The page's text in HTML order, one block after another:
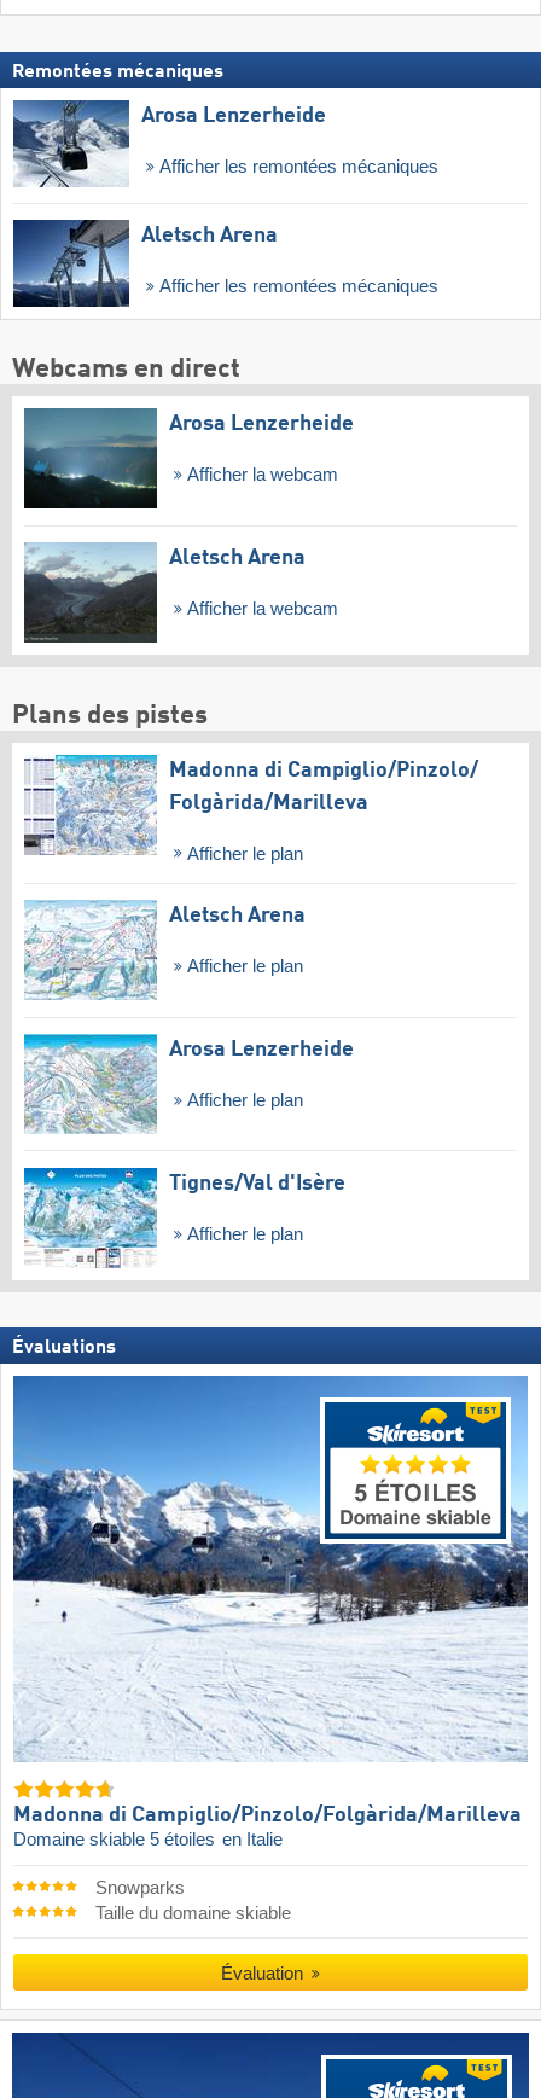
Remontées mécaniques
Arosa Lenzerheide
Afficher les remontées mécaniques
Aletsch Arena
Afficher les remontées mécaniques
Webcams en direct
Arosa Lenzerheide
Afficher la webcam
Aletsch Arena
Afficher la webcam
Plans des pistes
Madonna di Campiglio/​Pinzolo/​
Folgàrida/​Marilleva
Afficher le plan
Aletsch Arena
Afficher le plan
Arosa Lenzerheide
Afficher le plan
Tignes/​Val d'Isère
Afficher le plan
Évaluations
Madonna di Campiglio/​Pinzolo/​Folgàrida/​Marilleva
Domaine skiable 5 étoiles en Italie
Snowparks
Taille du domaine skiable
Évaluation